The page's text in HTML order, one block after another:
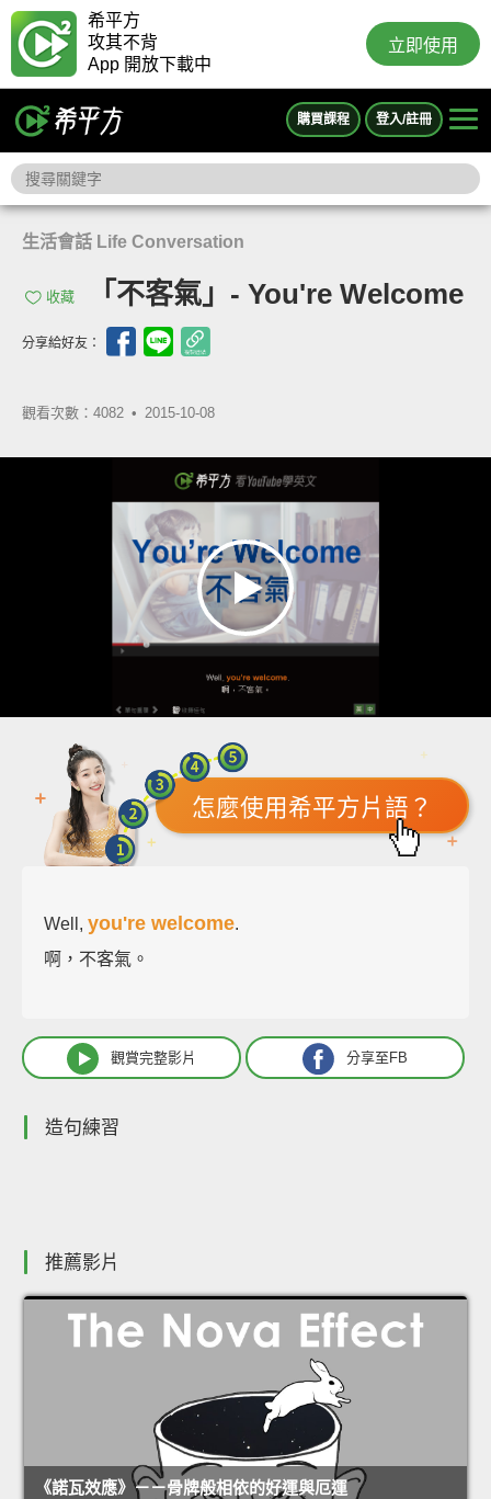
希平方
攻其不背
App 開放下載中
立即使用
購買課程 登入/註冊
生活會話 Life Conversation
收藏 「不客氣」- You're Welcome
分享給好友：
觀看次數：4082 • 2015-10-08
怎麼使用希平方片語？
Well, you're welcome.
啊，不客氣。
觀賞完整影片 分享至FB
造句練習
推薦影片
《諾瓦效應》－－骨牌般相依的好運與厄運